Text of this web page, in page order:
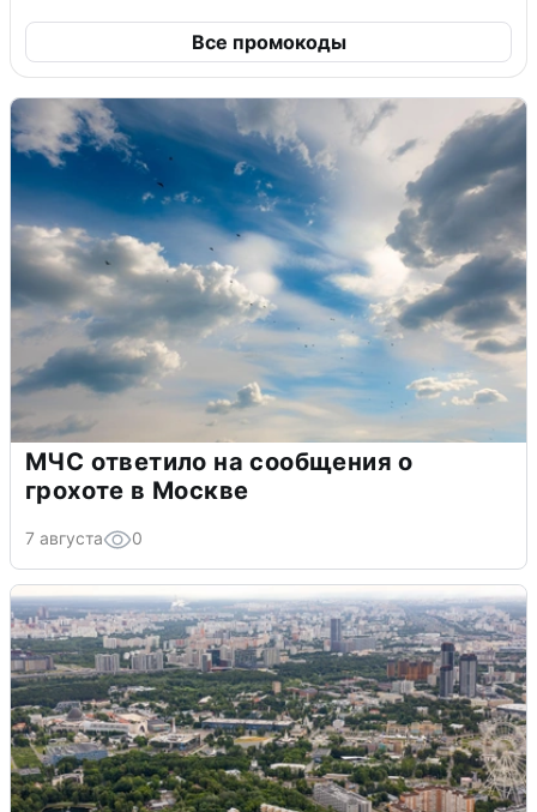
Все промокоды
МЧС ответило на сообщения о
грохоте в Москве
7 августа 0